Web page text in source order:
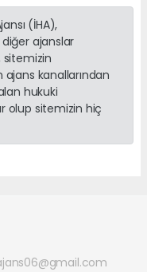
(İHA),
ajanslar
sitemizin
kanallarından
hukuki
olup sitemizin hiç